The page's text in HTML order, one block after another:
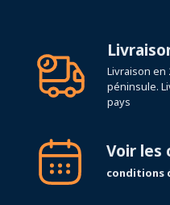
Livraison en
péninsule.
pays
Voir les
conditions